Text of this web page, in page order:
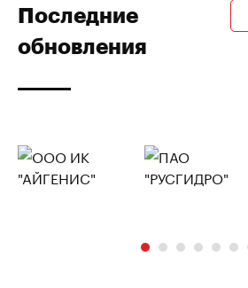
Последние
обновления